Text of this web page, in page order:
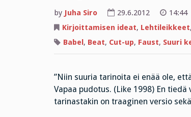
by Juha Siro 29.6.2012 14:44
Kirjoittamisen ideat, Lehtileikkeet,
Babel, Beat, Cut-up, Faust, Suuri
”Niin suuria tarinoita ei enää ole,
Vapaa pudotus. (Like 1998) En
tarinastakin on traaginen versio